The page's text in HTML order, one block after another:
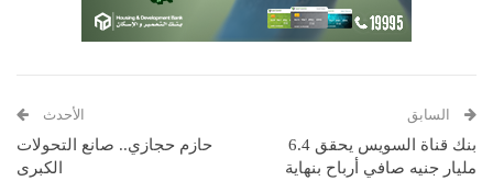
السابق
بنك قناة السويس يحقق 6.4
مليار جنيه صافي أرباح بنهاية
الأحدث
حازم حجازي.. صانع التحولات
الكبرى